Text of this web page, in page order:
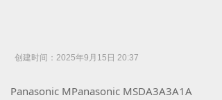
创建时间： 2025年9月15日 20:37
Panasonic MPanasonic MSDA3A3A1A